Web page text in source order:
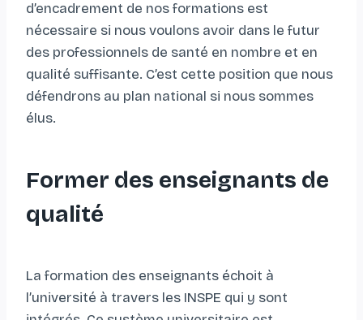
d’encadrement de nos formations est
nécessaire si nous voulons avoir dans le futur
des professionnels de santé en nombre et en
qualité suffisante. C’est cette position que nous
défendrons au plan national si nous sommes
élus.
Former des enseignants de
qualité
La formation des enseignants échoit à
l’université à travers les INSPE qui y sont